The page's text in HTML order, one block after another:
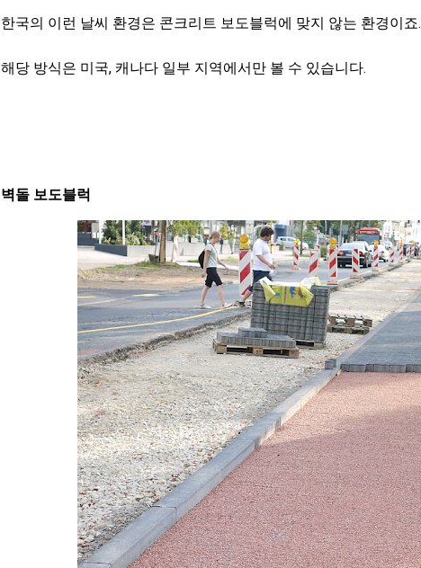
한국의 이런 날씨 환경은 콘크리트 보도블럭에 맞지 않는 환경이죠.
해당 방식은 미국, 캐나다 일부 지역에서만 볼 수 있습니다.
벽돌 보도블럭